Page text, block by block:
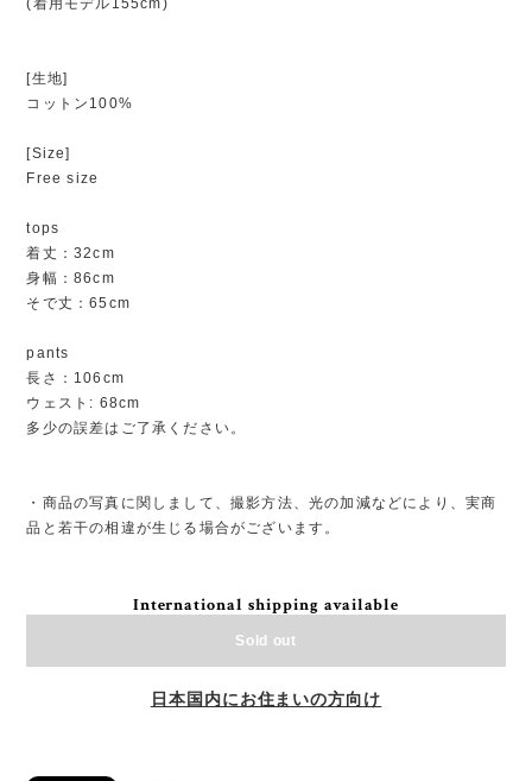
(着用モデル155cm)
[生地]
コットン100%
[Size]
Free size
tops
着丈：32cm
身幅：86cm
そで丈：65cm
pants
長さ：106cm
ウェスト: 68cm
多少の誤差はご了承ください。
・商品の写真に関しまして、撮影方法、光の加減などにより、実商
品と若干の相違が生じる場合がございます。
International shipping available
Sold out
日本国内にお住まいの方向け